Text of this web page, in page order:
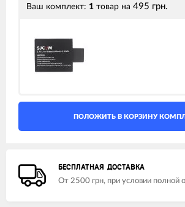
Ваш комплект: 1 товар на 495 грн.
БЕСПЛАТНАЯ ДОСТАВКА
От 2500 грн, при условии полной